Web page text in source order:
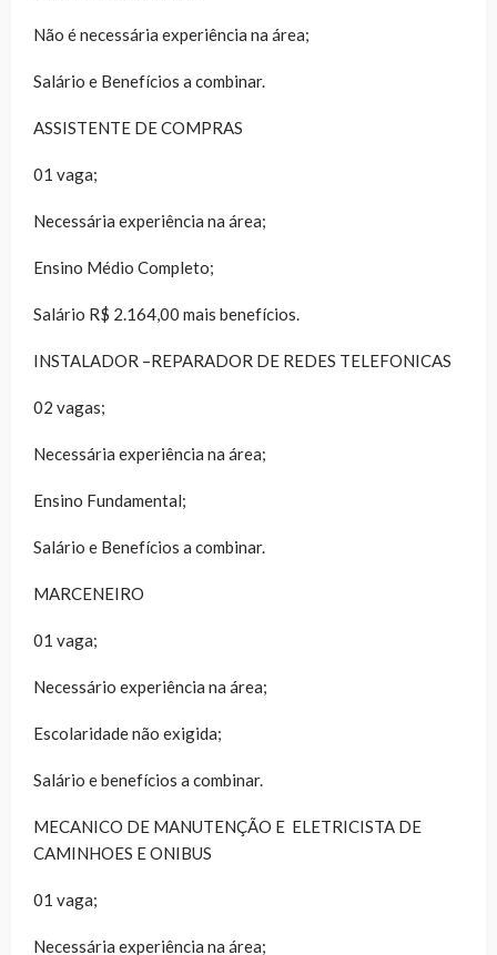
Não é necessária experiência na área;
Salário e Benefícios a combinar.
ASSISTENTE DE COMPRAS
01 vaga;
Necessária experiência na área;
Ensino Médio Completo;
Salário R$ 2.164,00 mais benefícios.
INSTALADOR –REPARADOR DE REDES TELEFONICAS
02 vagas;
Necessária experiência na área;
Ensino Fundamental;
Salário e Benefícios a combinar.
MARCENEIRO
01 vaga;
Necessário experiência na área;
Escolaridade não exigida;
Salário e benefícios a combinar.
MECANICO DE MANUTENÇÃO E ELETRICISTA DE
CAMINHOES E ONIBUS
01 vaga;
Necessária experiência na área;